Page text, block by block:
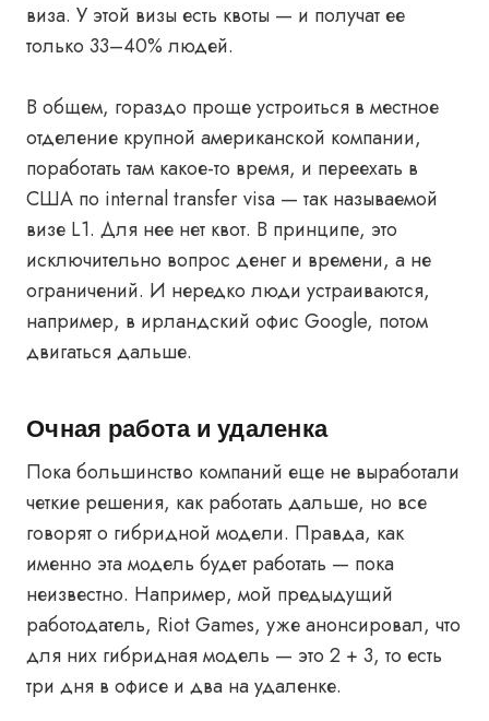
виза. У этой визы есть квоты — и получат ее
только 33–40% людей.
В общем, гораздо проще устроиться в местное
отделение крупной американской компании,
поработать там какое-то время, и переехать в
США по internal transfer visa — так называемой
визе L1. Для нее нет квот. В принципе, это
исключительно вопрос денег и времени, а не
ограничений. И нередко люди устраиваются,
например, в ирландский офис Google, потом
двигаться дальше.
Очная работа и удаленка
Пока большинство компаний еще не выработали
четкие решения, как работать дальше, но все
говорят о гибридной модели. Правда, как
именно эта модель будет работать — пока
неизвестно. Например, мой предыдущий
работодатель, Riot Games, уже анонсировал, что
для них гибридная модель — это 2 + 3, то есть
три дня в офисе и два на удаленке.